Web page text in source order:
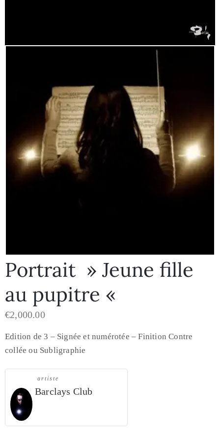
Portrait » Jeune fille
au pupitre «
€2,000.00
Edition de 3 – Signée et numérotée – Finition Contre
collée ou Subligraphie
artiste
Barclays Club